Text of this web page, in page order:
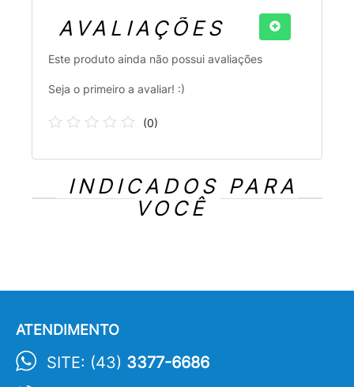
AVALIAÇÕES
Este produto ainda não possui avaliações
Seja o primeiro a avaliar! :)
(0)
INDICADOS PARA
VOCÊ
ATENDIMENTO
SITE: (43) 3377-6686